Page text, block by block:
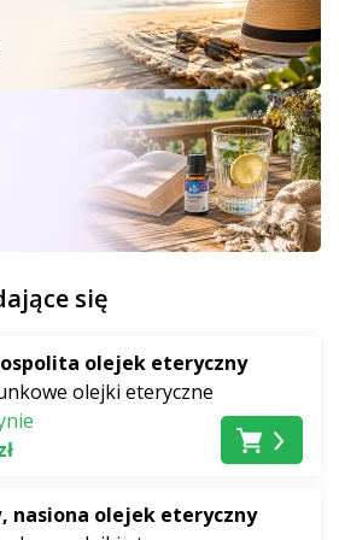
sobie komfort
. Długa podróż samochodem,
nad wodą czy weekend na
od tego, dokąd podróżujesz,
ręką kilku niezawodnych
zajmą miejsca w plecaku, a
w przyjemne doświadczenie.
kropli olejku eterycznego
nastrojem lub potrzebą, a
w mgnieniu oka wypełni się
jazdy, natomiast kojące nuty
się
olejek eteryczny
olejki eteryczne
nasiona olejek eteryczny